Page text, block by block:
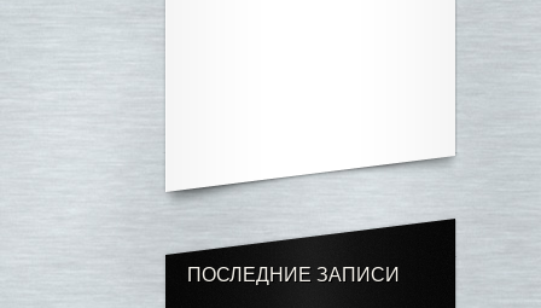
ПОСЛЕДНИЕ ЗАПИСИ